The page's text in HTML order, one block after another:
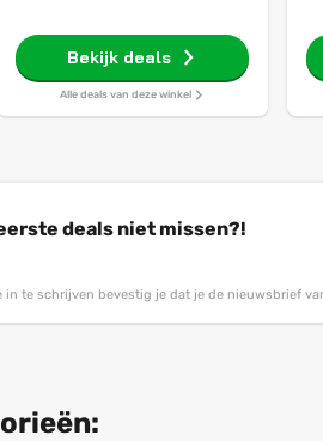
Bekijk deals
Alle deals van deze winkel
deals niet missen?!
in te schrijven bevestig je dat je de nieuwsbrief